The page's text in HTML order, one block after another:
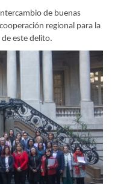
de buenas
regional para la
este delito.